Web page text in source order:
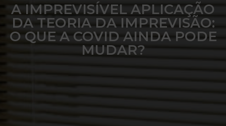
A IMPREVISÍVEL APLICAÇÃO
DA TEORIA DA IMPREVISÃO:
O QUE A COVID AINDA PODE
MUDAR?